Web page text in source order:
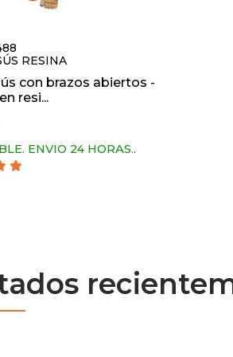
RESINA
con brazos abiertos -
resi...
ENVIO 24 HORAS..